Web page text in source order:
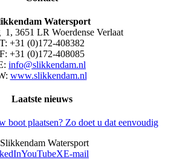
Watersport
3651 LR Woerdense Verlaat
T: +31 (0)172-408382
F: +31 (0)172-408085
info@slikkendam.nl
www.slikkendam.nl
Laatste nieuws
boot plaatsen? Zo doet u dat eenvoudig
Watersport
YouTubeXE-mail